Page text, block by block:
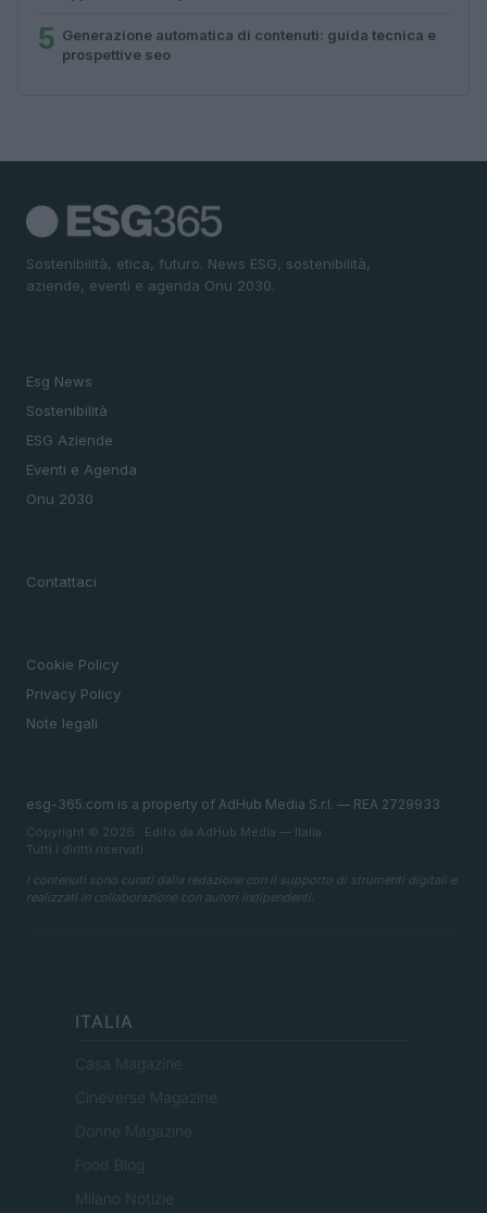
5 Generazione automatica di contenuti: guida tecnica e
prospettive seo
Sostenibilità, etica, futuro. News ESG, sostenibilità,
aziende, eventi e agenda Onu 2030.
Esg News
Sostenibilità
ESG Aziende
Eventi e Agenda
Onu 2030
Contattaci
Cookie Policy
Privacy Policy
Note legali
esg-365.com is a property of AdHub Media S.r.l. — REA 2729933
Copyright © 2026 · Edito da AdHub Media — Italia
Tutti i diritti riservati
I contenuti sono curati dalla redazione con il supporto di strumenti digitali e
realizzati in collaborazione con autori indipendenti.
ITALIA
Casa Magazine
Cineverse Magazine
Donne Magazine
Food Blog
Milano Notizie